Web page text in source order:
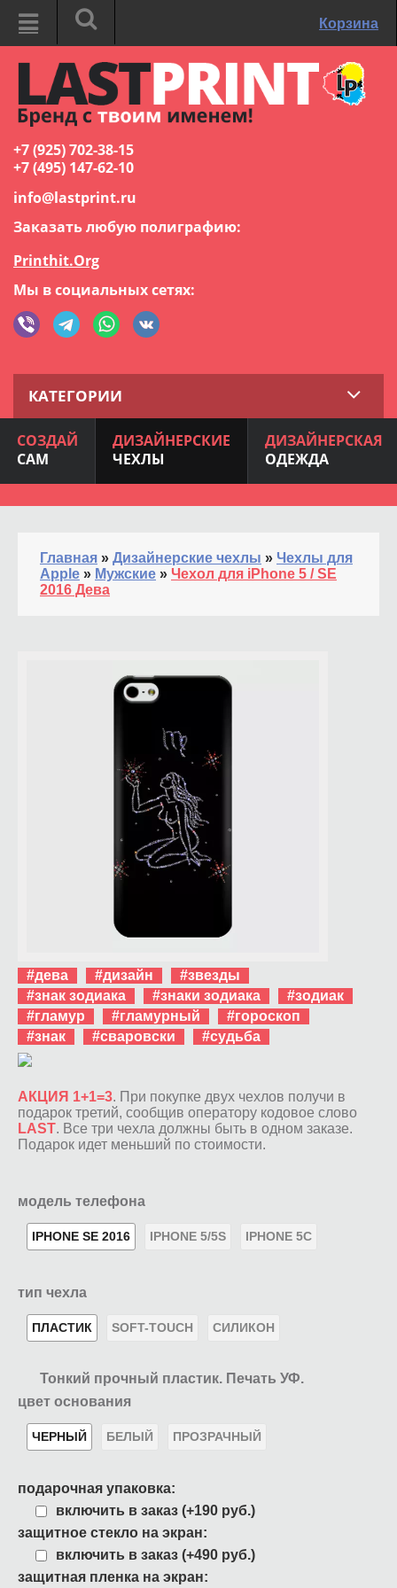
Корзина
+7 (925) 702-38-15
+7 (495) 147-62-10
info@lastprint.ru
Заказать любую полиграфию:
Printhit.Org
Мы в социальных сетях:
КАТЕГОРИИ
СОЗДАЙ
САМ
ДИЗАЙНЕРСКИЕ
ЧЕХЛЫ
ДИЗАЙНЕРСКАЯ
ОДЕЖДА
Главная » Дизайнерские чехлы » Чехлы для
Apple » Мужские » Чехол для iPhone 5 / SE
2016 Дева
#дева #дизайн
#звезды
#знак зодиака
#знаки зодиака
#зодиак
#гламур
#гламурный
#гороскоп
#знак
#сваровски #судьба
АКЦИЯ 1+1=3. При покупке двух чехлов получи в
подарок третий, сообщив оператору кодовое слово
LAST. Все три чехла должны быть в одном заказе.
Подарок идет меньший по стоимости.
модель телефона
IPHONE SE 2016 IPHONE 5/5S IPHONE 5C
тип чехла
ПЛАСТИК SOFT-TOUCH СИЛИКОН
Тонкий прочный пластик. Печать УФ.
цвет основания
ЧЕРНЫЙ БЕЛЫЙ ПРОЗРАЧНЫЙ
подарочная упаковка:
включить в заказ (+190 руб.)
защитное стекло на экран:
включить в заказ (+490 руб.)
защитная пленка на экран: